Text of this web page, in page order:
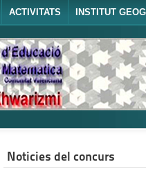
ACTIVITATS INSTITUT
Noticies del concurs